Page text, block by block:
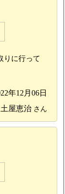
りに行って
年12月06日
土屋恵治 さん